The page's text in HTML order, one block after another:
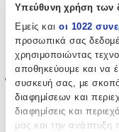
Υπεύθυνη χρήση των
Εμείς και οι 1022
προσωπικά σας
χρησιμοποιώντας
αποθηκεύουμε και να
συσκευή σας, με
διαφημίσεων και
διαφημίσεις και
μας και την ανάπτυξη
Καράτια:
14K
K
Έξτρα
Piercing: